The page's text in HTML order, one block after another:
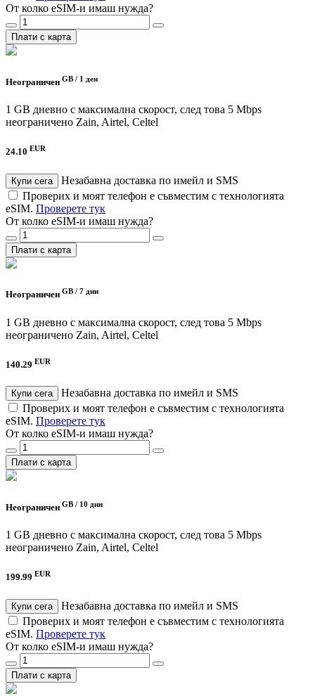
От колко eSIM-и имаш нужда?
Плати с карта
Неограничен GB / 1 ден
1 GB дневно с максимална скорост, след това 5 Mbps
неограничено Zain, Airtel, Celtel
24.10 EUR
Купи сега
Незабавна доставка по имейл и SMS
Проверих и моят телефон е съвместим с технологията
eSIM. Проверете тук
От колко eSIM-и имаш нужда?
Плати с карта
Неограничен GB / 7 дни
1 GB дневно с максимална скорост, след това 5 Mbps
неограничено Zain, Airtel, Celtel
140.29 EUR
Купи сега
Незабавна доставка по имейл и SMS
Проверих и моят телефон е съвместим с технологията
eSIM. Проверете тук
От колко eSIM-и имаш нужда?
Плати с карта
Неограничен GB / 10 дни
1 GB дневно с максимална скорост, след това 5 Mbps
неограничено Zain, Airtel, Celtel
199.99 EUR
Купи сега
Незабавна доставка по имейл и SMS
Проверих и моят телефон е съвместим с технологията
eSIM. Проверете тук
От колко eSIM-и имаш нужда?
Плати с карта